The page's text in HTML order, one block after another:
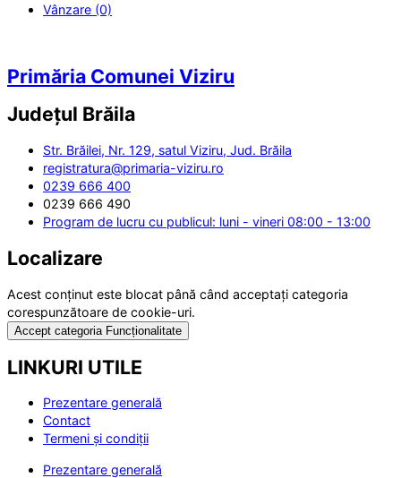
Vânzare (0)
Primăria Comunei Viziru
Județul Brăila
Str. Brăilei, Nr. 129, satul Viziru, Jud. Brăila
registratura@primaria-viziru.ro
0239 666 400
0239 666 490
Program de lucru cu publicul: luni - vineri 08:00 - 13:00
Localizare
Acest conținut este blocat până când acceptați categoria
corespunzătoare de cookie-uri.
Accept categoria Funcționalitate
LINKURI UTILE
Prezentare generală
Contact
Termeni și condiții
Prezentare generală